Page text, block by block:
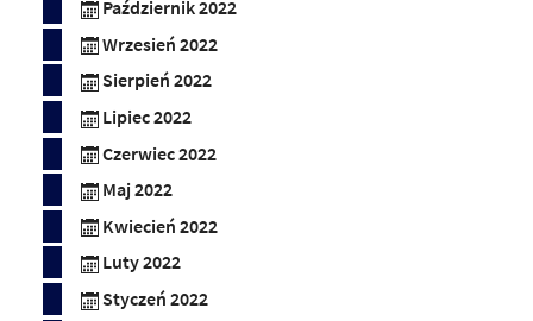
Październik 2022
Wrzesień 2022
Sierpień 2022
Lipiec 2022
Czerwiec 2022
Maj 2022
Kwiecień 2022
Luty 2022
Styczeń 2022